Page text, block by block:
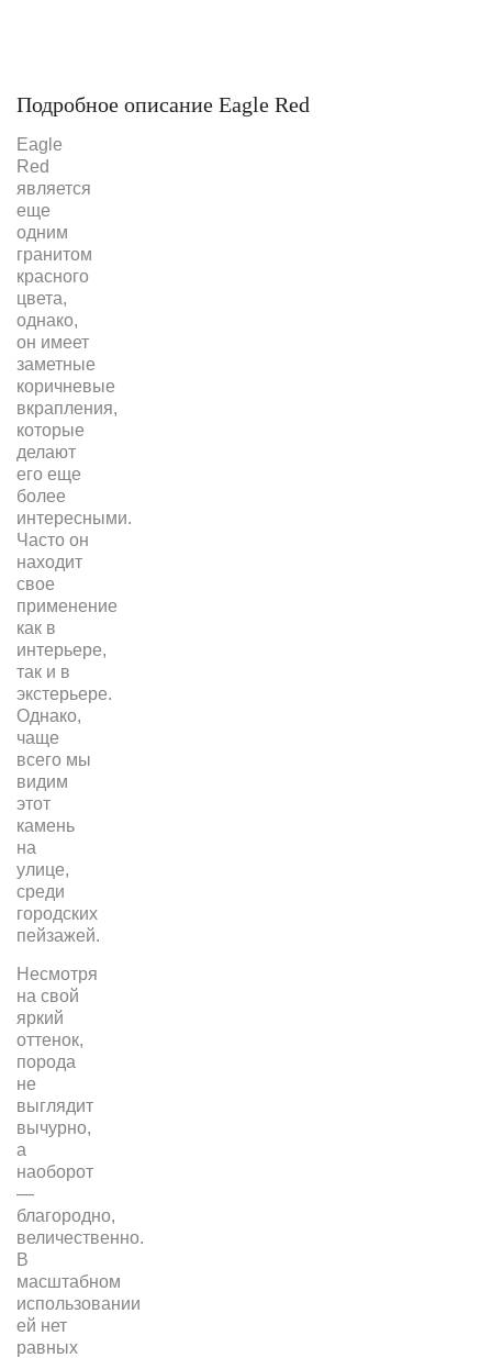
Подробное описание Eagle Red
Eagle
Red
является
еще
одним
гранитом
красного
цвета,
однако,
он имеет
заметные
коричневые
вкрапления,
которые
делают
его еще
более
интересными.
Часто он
находит
свое
применение
как в
интерьере,
так и в
экстерьере.
Однако,
чаще
всего мы
видим
этот
камень
на
улице,
среди
городских
пейзажей.
Несмотря
на свой
яркий
оттенок,
порода
не
выглядит
вычурно,
а
наоборот
—
благородно,
величественно.
В
масштабном
использовании
ей нет
равных